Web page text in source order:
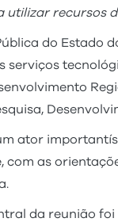
utilizar recursos
do Estado
serviços
ator
com as
da reunião